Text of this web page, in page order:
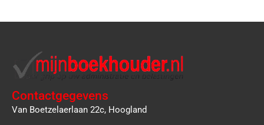
Contactgegevens
Van Boetzelaerlaan 22c, Hoogland